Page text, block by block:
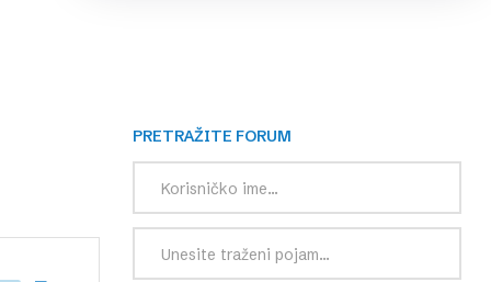
PRETRAŽITE FORUM